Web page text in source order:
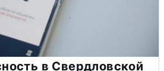
в Свердловской